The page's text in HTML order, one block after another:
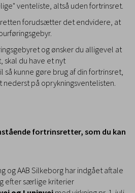
venteliste, altså uden fortrinsret.
forudsætter det endvidere, at
og ønsker du alligevel at
skal du have et nyt
så kunne gøre brug af din fortrinsret,
på oprykningsventelisten.
fortrinsretter, som du kan
og AAB Silkeborg har indgået aftale
efter særlige kriterier